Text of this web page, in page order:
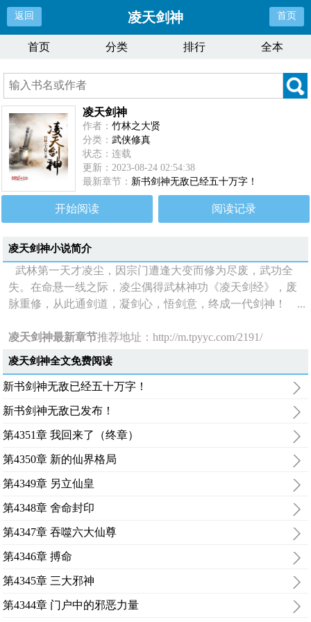
返回 凌天剑神 首页
首页 分类 排行 全本
凌天剑神
作者：竹林之大贤
分类：武侠修真
状态：连载
更新：2023-08-24 02:54:38
最新章节： 新书剑神无敌已经五十万字！
开始阅读 阅读记录
凌天剑神小说简介
武林第一天才凌尘，因宗门遭逢大变而修为尽废，武功全
失。在命悬一线之际，凌尘偶得武林神功《凌天剑经》，废
脉重修，从此通剑道，凝剑心，悟剑意，终成一代剑神！ ...
凌天剑神最新章节推荐地址：http://m.tpyyc.com/2191/
凌天剑神全文免费阅读
新书剑神无敌已经五十万字！
新书剑神无敌已发布！
第4351章 我回来了（终章）
第4350章 新的仙界格局
第4349章 另立仙皇
第4348章 舍命封印
第4347章 吞噬六大仙尊
第4346章 搏命
第4345章 三大邪神
第4344章 门户中的邪恶力量